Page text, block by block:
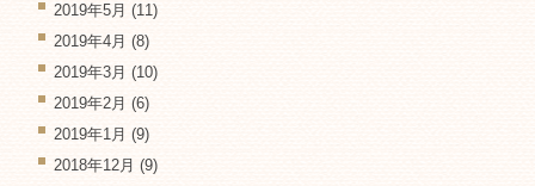
2019年5月 (11)
2019年4月 (8)
2019年3月 (10)
2019年2月 (6)
2019年1月 (9)
2018年12月 (9)